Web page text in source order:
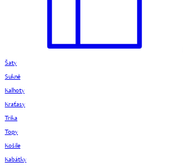
Šaty
Sukně
Kalhoty
Kraťasy
Trika
Topy
Košile
Kabátky